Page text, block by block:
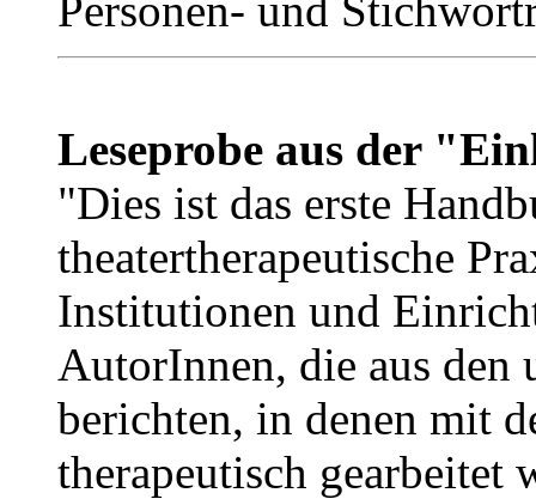
Leseprobe aus der
"Dies ist das erste
theatertherapeutische
Institutionen und
AutorInnen, die aus den
berichten, in denen mit
therapeutisch